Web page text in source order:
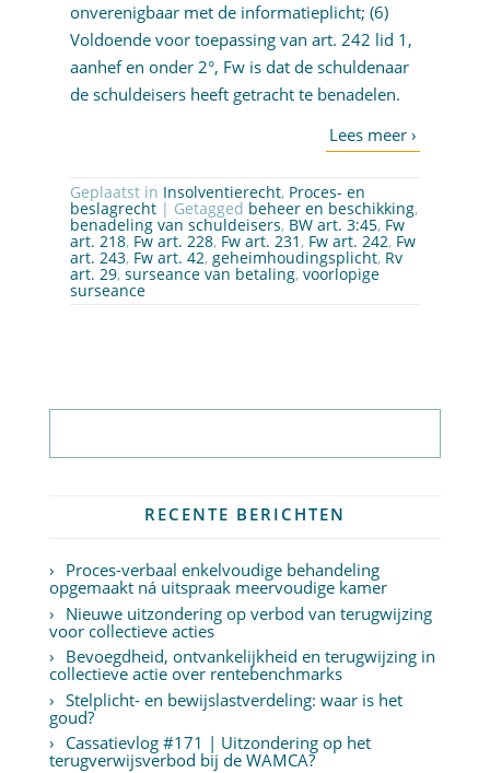
onverenigbaar met de informatieplicht; (6)
Voldoende voor toepassing van art. 242 lid 1,
aanhef en onder 2°, Fw is dat de schuldenaar
de schuldeisers heeft getracht te benadelen.
Geplaatst in Insolventierecht, Proces- en
beslagrecht | Getagged beheer en beschikking,
benadeling van schuldeisers, BW art. 3:45, Fw
art. 218, Fw art. 228, Fw art. 231 , Fw art. 242, Fw
art. 243, Fw art. 42, geheimhoudingsplicht, Rv
art. 29, surseance van betaling, voorlopige
surseance
RECENTE BERICHTEN
Proces-verbaal enkelvoudige behandeling
opgemaakt ná uitspraak meervoudige kamer
Nieuwe uitzondering op verbod van terugwijzing
voor collectieve acties
Bevoegdheid, ontvankelijkheid en terugwijzing in
collectieve actie over rentebenchmarks
Stelplicht- en bewijslastverdeling: waar is het
goud?
Cassatievlog #171 | Uitzondering op het
terugverwijsverbod bij de WAMCA?